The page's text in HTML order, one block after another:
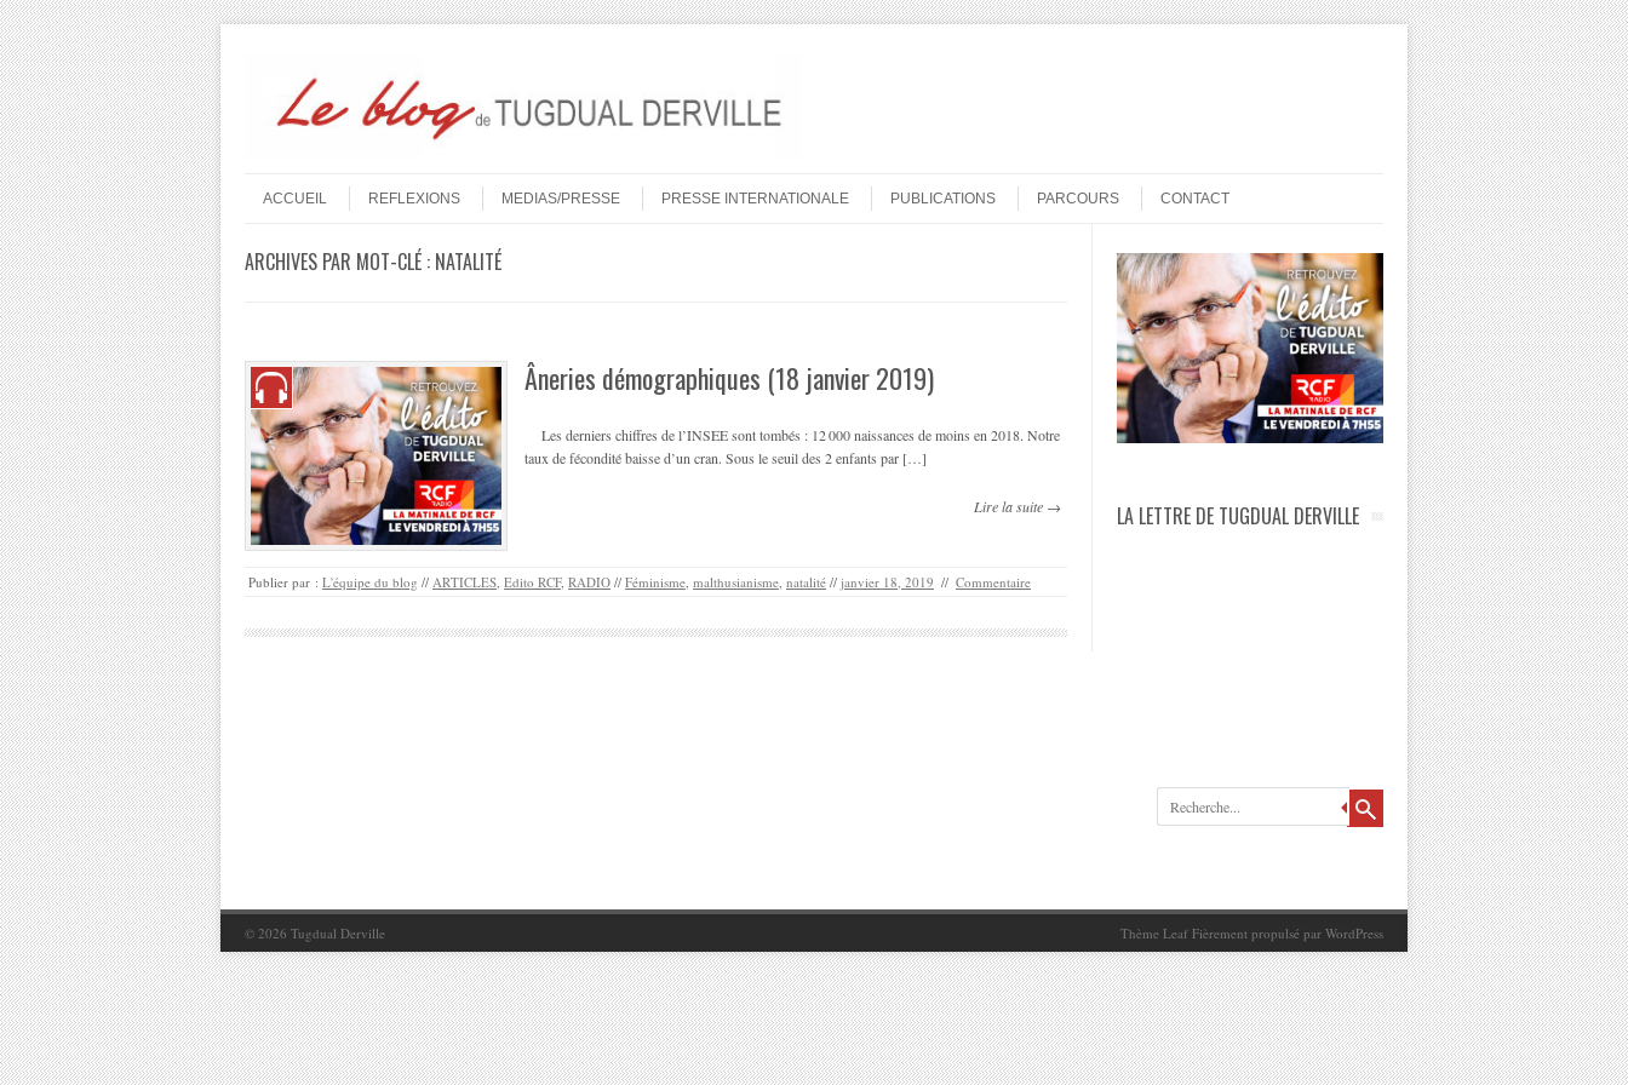
Menu
ACCUEIL
REFLEXIONS MEDIAS/PRESSE PRESSE INTERNATIONALE PUBLICATIONS PARCOURS CONTACT
ARCHIVES PAR MOT-CLÉ : NATALITÉ
Âneries démographiques (18 janvier 2019)
Les derniers chiffres de l’INSEE sont tombés : 12 000 naissances de moins en 2018. Notre
taux de fécondité baisse d’un cran. Sous le seuil des 2 enfants par […]
Lire la suite →
Publier par : L'équipe du blog // ARTICLES, Edito RCF, RADIO // Féminisme, malthusianisme, natalité // janvier 18, 2019 // Commentaire
LA LETTRE DE TUGDUAL DERVILLE
Recherche
© 2026 Tugdual Derville Thème Leaf Fièrement propulsé par WordPress